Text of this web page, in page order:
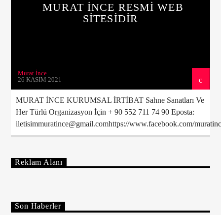
MURAT İNCE RESMİ WEB
SİTESİDİR
Murat İnce
26 KASIM 2021
MURAT İNCE KURUMSAL İRTİBAT Sahne Sanatları Ve
Her Türlü Organizasyon İçin + 90 552 711 74 90 Eposta:
iletisimmuratince@gmail.comhttps://www.facebook.com/
Reklam Alanı
Son Haberler